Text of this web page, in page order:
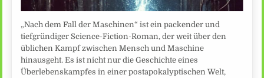
„Nach dem Fall der Maschinen“ ist ein packender und
tiefgründiger Science-Fiction-Roman, der weit über den
üblichen Kampf zwischen Mensch und Maschine
hinausgeht. Es ist nicht nur die Geschichte eines
Überlebenskampfes in einer postapokalyptischen Welt,